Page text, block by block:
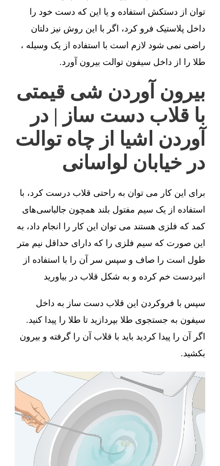
توان از دستکش استفاده و یا این که دست خود را
داخل پلاستیک فرو کرد، اگر با این روش نیز دلتان
راضی نمی شود لازم است با استفاده از یک وسیله ،
طلا را از داخل سیفون توالت بیرون آورد.
بیرون آوردن شی قیمتی
با قلاب دست ساز | در
آوردن اشیا از چاه توالت
در خیابان لواسانی
برای این کار می توان به راحتی قلاب درست کرد، با
استفاده از یک سیم مفتول بلند همچون جالباسی‌های
کمد که فلزی هستند می توان این کار را انجام داد، به
این صورت که سیم فلزی را که دارای حداقل نیم متر
طول است را صاف و سپس سر آن را با استفاده از
انبردست خم کرده و به شکل قلاب در بیاورید
سپس با فروکردن این قلاب دست ساز به داخل
سیفون به جستجوی طلا بپردازید تا طلا را پیدا کنید.
اگر آن را پیدا کردید باید با قلاب آن را گرفته و بیرون
بکشید.